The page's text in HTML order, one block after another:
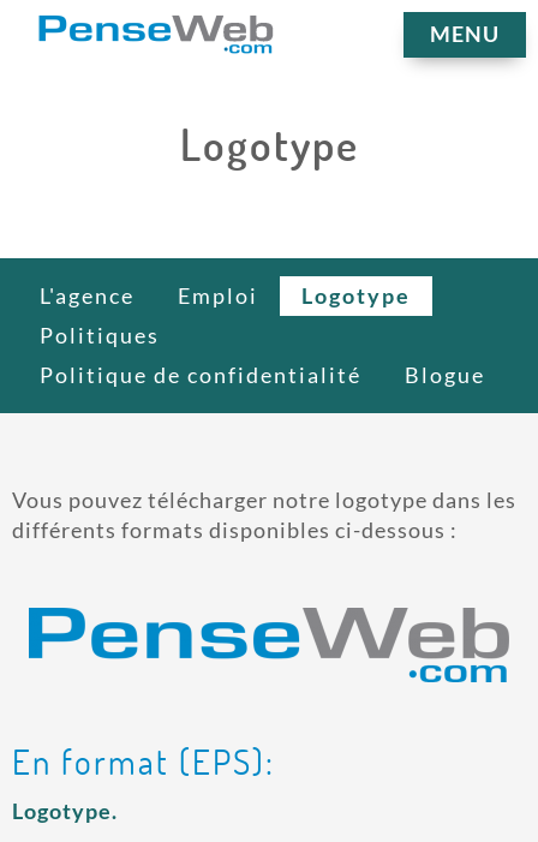
MENU
Logotype
L'agence Emploi
Logotype
Politiques
Politique de confidentialité
Blogue
Vous pouvez télécharger notre logotype dans les
différents formats disponibles ci-dessous :
En format (EPS):
Logotype.